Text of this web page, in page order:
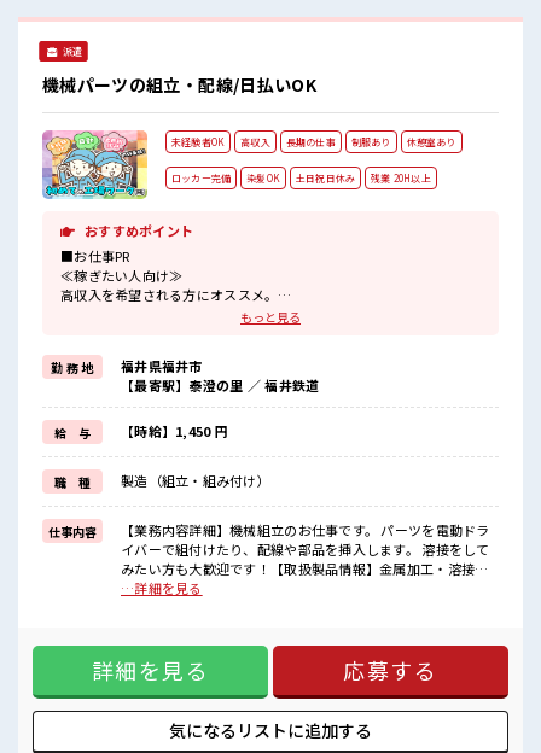
派遣
機械パーツの組立・配線/日払いOK
未経験者OK 高収入 長期の仕事 制服あり 休憩室あり
ロッカー完備 染髪OK 土日祝日休み 残業 20H以上
おすすめポイント
■お仕事PR
≪稼ぎたい人向け≫
高収入を希望される方にオススメ。
残業は月20時間以上あります♪
家族や友人と一緒にプライベート満喫！
≪ヘアカラーOKで自由な雰囲気の職場≫
明るすぎたり奇抜でなければ基本的に自由！
(規定有)制服があると毎日の服選びに悩まずOK♪
≪未経験の方も大カンゲイ≫
新しいことにチャレンジするのは不安だけど、
しっかり働く環境が整っています！
イチからスキルUP・ステップUP目指していきましょう！
■職場の雰囲気
派手すぎなければ多少のヘアカラーもOKなのはウレシイPoint☆
休憩室で楽しくランチ♪
時間があれば昼寝もしちゃおう！
もっと見る
勤 務 地
福井県福井市
【最寄駅】泰澄の里 ／ 福井鉄道
給 与 【時給】1,450 円
職 種 製造（組立・組み付け）
仕事内容
【業務内容詳細】機械組立のお仕事です。 パーツを電動ドラ
イバーで組付けたり、配線や部品を挿入します。 溶接をして
みたい方も大歓迎です！【取扱製品情報】金属加工・溶接・
組立 ■お仕事PR ≪稼ぎたい人向け≫ 高収入を希望される方に
OKで自由な雰囲気の職場≫ 明るすぎたり奇抜でなければ基本
的に自由！ (規定有)制服があると毎日の服選びに悩まずOK♪
≪未経験の方も大カンゲイ≫ 新しいことにチャレンジするの
は不安だけど、 しっかり働く環境が整っています！ イチから
スキルUP・ステップUP目指していきましょう！ ■職場の雰
囲気 派手すぎなければ多少のヘアカラーもOKなのはウレシイ
…詳細を見る
詳細を見る 応募する
気になるリストに追加する